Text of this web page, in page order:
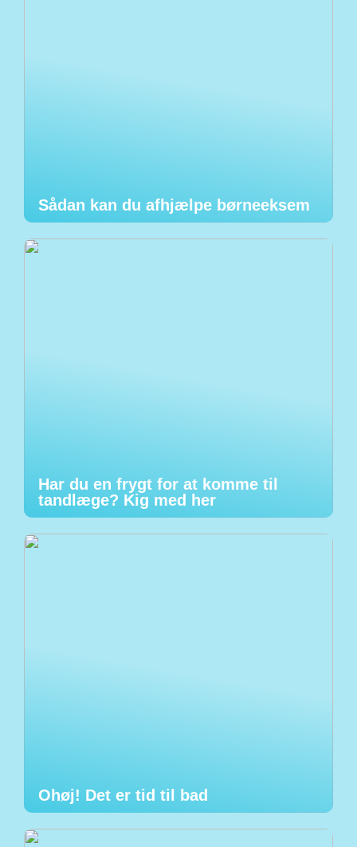
Sådan kan du afhjælpe børneeksem
Har du en frygt for at komme til
tandlæge? Kig med her
Ohøj! Det er tid til bad